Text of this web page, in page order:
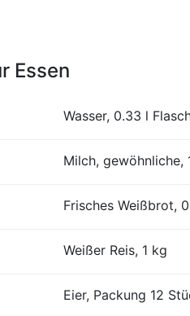
Essen
Wasser, 0.33 l
Milch, gewöhnliche,
Frisches Weißbrot,
Weißer Reis, 1 kg
Eier, Packung 12